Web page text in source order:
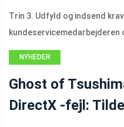
Trin 3. Udfyld og indsend
kundeservicemedarbejderen
NYHEDER
Ghost of
DirectX -fejl: